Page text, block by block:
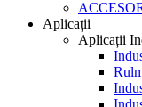
Aplicații
Aplicații